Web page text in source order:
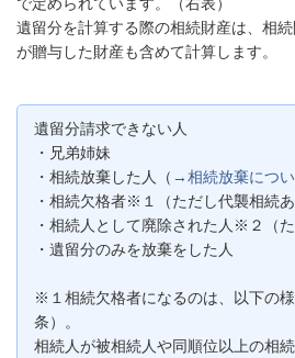
遺留分を計算する際の相続財産は、相
が贈与した財産も含めて計算します。
遺留分請求できない人
・兄弟姉妹
・相続放棄した人（ →相続放棄につ
・相続欠格者※１（ただし代襲相続あ
・相続人として廃除された人※２（
・遺留分のみを放棄をした人
※１相続欠格者になるのは、以下の
条）。
相続人が被相続人や同順位以上の相